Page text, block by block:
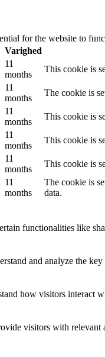
for the website to
Varighed
11
months
This cookie is
11
months
The cookie is
11
months
This cookie is
11
months
This cookie is
11
months
This cookie is
11
months
The cookie is
data.
functionalities like
and analyze the
how visitors interact
visitors with